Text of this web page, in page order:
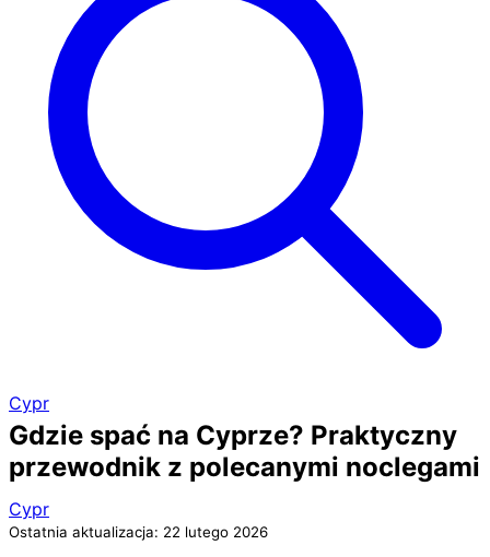
Cypr
Gdzie spać na Cyprze? Praktyczny
przewodnik z polecanymi noclegami
Cypr
Ostatnia aktualizacja: 22 lutego 2026